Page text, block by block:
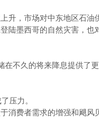
升，市场对中东地区石油
陆墨西哥的自然灾害，也
在不久的将来降息提供了更
压力。
消费者需求的增强和飓风